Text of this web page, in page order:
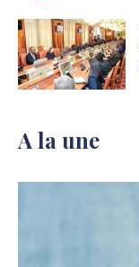
A la une